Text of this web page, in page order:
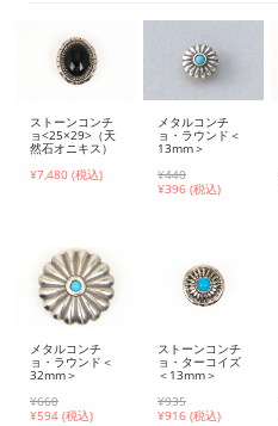
ストーンコンチ
ョ<25×29>（天
然石オニキス）
¥7,480 (税込)
メタルコンチ
ョ・ラウンド＜
13mm＞
¥440
¥396 (税込)
メタルコンチ
ョ・ラウンド＜
32mm＞
¥660
¥594 (税込)
ストーンコンチ
ョ・ターコイズ
＜13mm＞
¥935
¥916 (税込)